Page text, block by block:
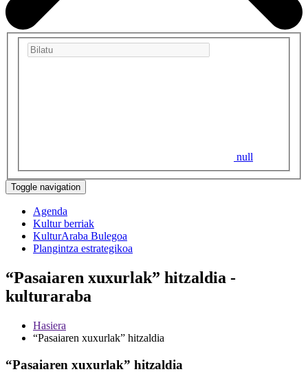
null
Toggle navigation
Agenda
Kultur berriak
KulturAraba Bulegoa
Plangintza estrategikoa
“Pasaiaren xuxurlak” hitzaldia -
kulturaraba
Hasiera
“Pasaiaren xuxurlak” hitzaldia
“Pasaiaren xuxurlak” hitzaldia